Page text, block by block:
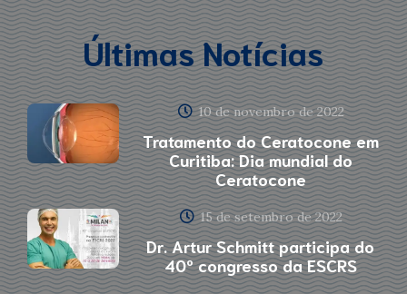
Últimas Notícias
10 de novembro de 2022
Tratamento do Ceratocone em
Curitiba: Dia mundial do
Ceratocone
15 de setembro de 2022
Dr. Artur Schmitt participa do
40º congresso da ESCRS